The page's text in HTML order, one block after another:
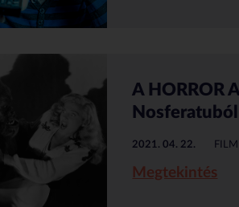
A HORROR
2021. 04. 22. FILM
Megtekintés